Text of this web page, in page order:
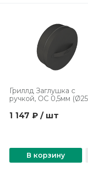
Гриллд Заглушка с
ручкой, ОС 0,5мм
1 147 ₽ / шт
В корзину